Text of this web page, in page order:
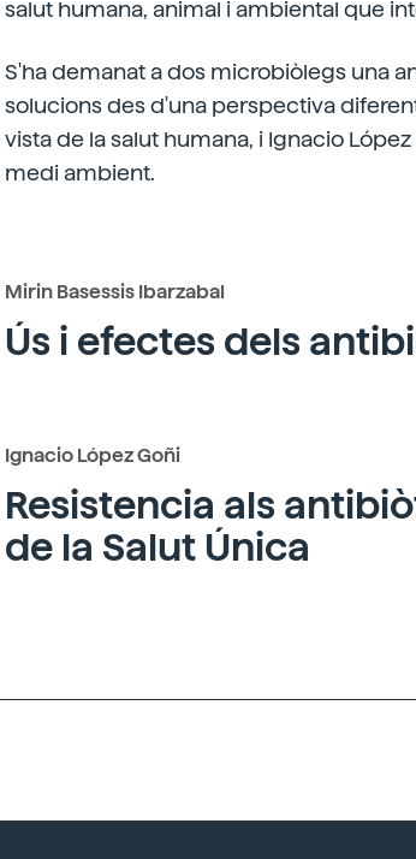
salut humana, animal i ambiental que
S'ha demanat a dos microbiòlegs una
solucions des d'una perspectiva
vista de la salut humana, i Ignacio
medi ambient.
Mirin Basessis Ibarzabal
Ús i efectes dels
Ignacio López Goñi
Resistencia als
de la Salut Única